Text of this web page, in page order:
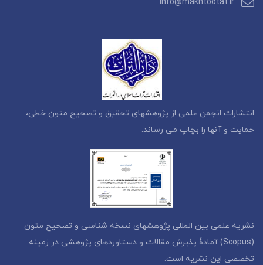
انتشارات انجمن علمی از پژوهشهای تحقیق و تصحیح متون خطی،
حمایت و آنها را بچاپ می رساند.
نشریه علمی بین المللی پژوهشهای نسخه شناسی و تصحیح متون
(Scopus) آمادۀ پذیرش مقالات و دستاوردهای پژوهشی در زمینه
تخصصی این نشریه است.